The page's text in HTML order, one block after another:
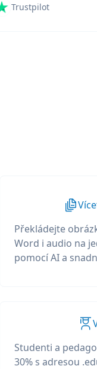
Trustpilot
Překládejte
Word i audio na
pomocí AI a
Studenti a
30% s adresou